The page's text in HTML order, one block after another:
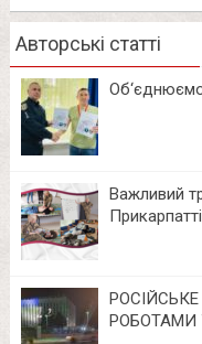
Авторські статті
Важливий
РОБОТАМИ